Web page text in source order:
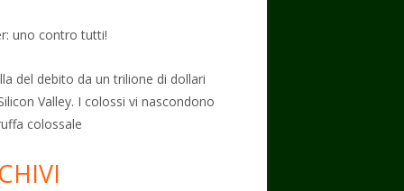
uno contro tutti!
del debito da un trilione di dollari
Valley. I colossi vi nascondono
colossale